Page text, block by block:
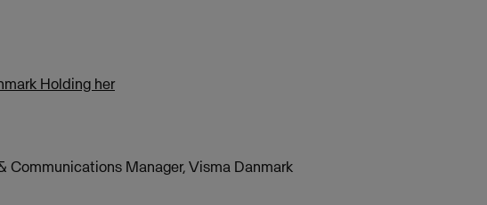
Holding her
Communications Manager, Visma Danmark